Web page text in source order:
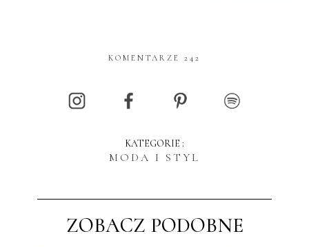
KOMENTARZE 242
KATEGORIE :
MODA I STYL
ZOBACZ PODOBNE